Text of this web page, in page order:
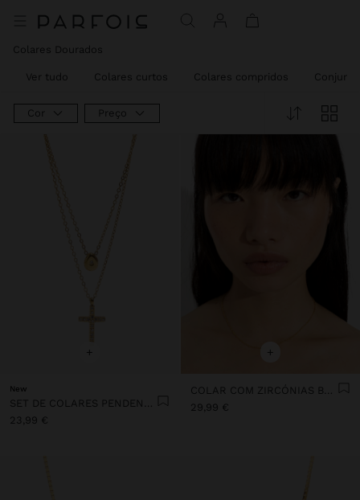
Colares Dourados
Ver tudo Colares curtos Colares compridos
Cor Preço
+
New
SET DE COLARES PENDENTE DE CRUZ - AÇO INOXIDÁVEL
23,99 €
+
COLAR COM ZIRCÓNIAS BANHO DE OURO 18K - PRATA DE LEI 925
29,99 €